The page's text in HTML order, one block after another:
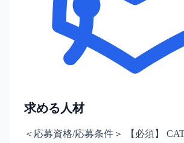
求める人材
＜応募資格/応募条件＞ 【必須】